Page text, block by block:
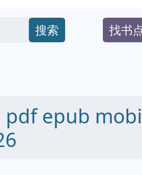
搜索 找书
pdf epub